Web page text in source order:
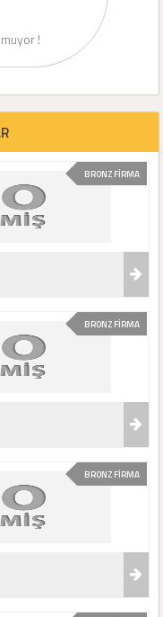
!
BRONZ FİRMA
BRONZ FİRMA
BRONZ FİRMA